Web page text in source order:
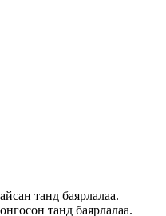
танд баярлалаа.
танд баярлалаа.